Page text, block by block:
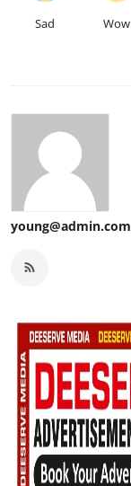
Sad Wow
young@admin.com